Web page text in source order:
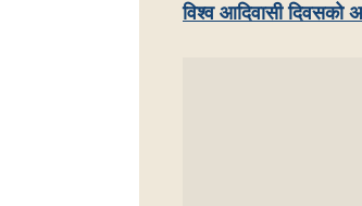
विश्व आदिवासी दिवसको